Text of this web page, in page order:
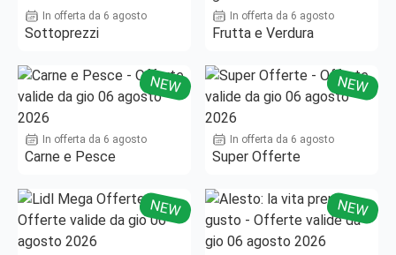
In offerta da 6 agosto
Sottoprezzi
In offerta da 6 agosto
Frutta e Verdura
NEW
In offerta da 6 agosto
Carne e Pesce
NEW
In offerta da 6 agosto
Super Offerte
NEW NEW